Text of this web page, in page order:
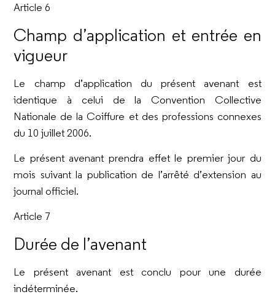
Article 6
Champ d’application et entrée en
vigueur
Le champ d’application du présent avenant est
identique à celui de la Convention Collective
Nationale de la Coiffure et des professions connexes
du 10 juillet 2006.
Le présent avenant prendra effet le premier jour du
mois suivant la publication de l’arrêté d’extension au
journal officiel.
Article 7
Durée de l’avenant
Le présent avenant est conclu pour une durée
indéterminée.